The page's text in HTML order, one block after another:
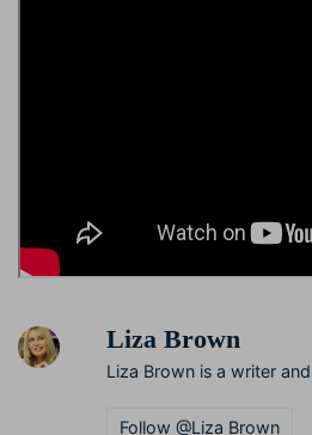
Liza Brown
Liza Brown is a writer
Follow @Liza Brown